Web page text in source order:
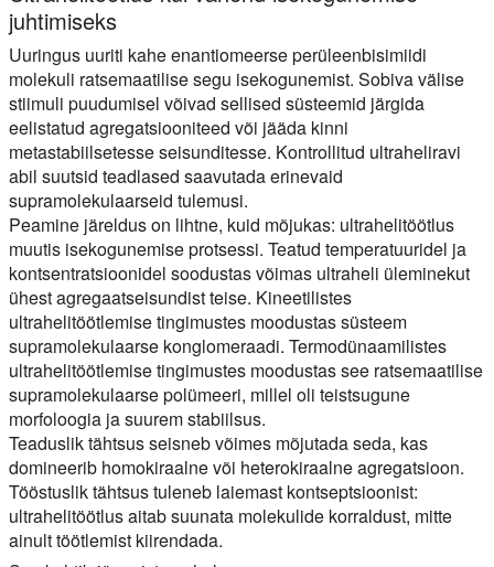
juhtimiseks
Uuringus uuriti kahe enantiomeerse perüleenbisimiidi
molekuli ratsemaatilise segu isekogunemist. Sobiva välise
stiimuli puudumisel võivad sellised süsteemid järgida
eelistatud agregatsiooniteed või jääda kinni
metastabiilsetesse seisunditesse. Kontrollitud ultraheliravi
abil suutsid teadlased saavutada erinevaid
supramolekulaarseid tulemusi.
Peamine järeldus on lihtne, kuid mõjukas: ultrahelitöötlus
muutis isekogunemise protsessi. Teatud temperatuuridel ja
kontsentratsioonidel soodustas võimas ultraheli üleminekut
ühest agregaatseisundist teise. Kineetilistes
ultrahelitöötlemise tingimustes moodustas süsteem
supramolekulaarse konglomeraadi. Termodünaamilistes
ultrahelitöötlemise tingimustes moodustas see ratsemaatilise
supramolekulaarse polümeeri, millel oli teistsugune
morfoloogia ja suurem stabiilsus.
Teaduslik tähtsus seisneb võimes mõjutada seda, kas
domineerib homokiraalne või heterokiraalne agregatsioon.
Tööstuslik tähtsus tuleneb laiemast kontseptsioonist:
ultrahelitöötlus aitab suunata molekulide korraldust, mitte
ainult töötlemist kiirendada.